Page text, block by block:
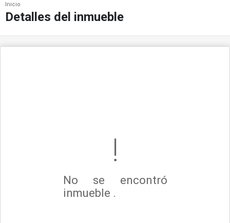
Inicio
Detalles del inmueble
No se encontró
inmueble .